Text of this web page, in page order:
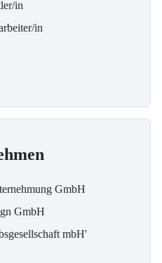
in
in
GmbH
GmbH
mbH'